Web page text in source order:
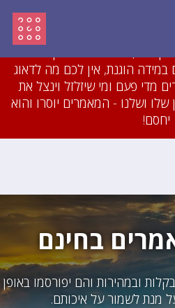
מיולי 2018: לאחרונה חסמנו משתמשים והסרנו
או כתובים בזילזול בצורה
במידה הוגנת, אין לכם מה לדאוג
מדי פעם ומי שיזלזל וינצל את
ושלנו - המאמרים יוסרו והוא
יחסם!
בחינם
ובמהירות והם יפורסמו באופן
מנת לשמור על איכותם.